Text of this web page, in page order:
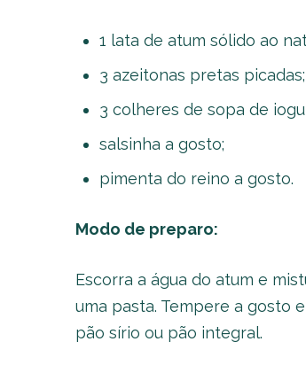
1 lata de atum sólido ao
3 azeitonas pretas picadas;
3 colheres de sopa de
salsinha a gosto;
pimenta do reino a gosto.
Modo de preparo:
Escorra a água do atum e
uma pasta. Tempere a gosto
pão sírio ou pão integral.